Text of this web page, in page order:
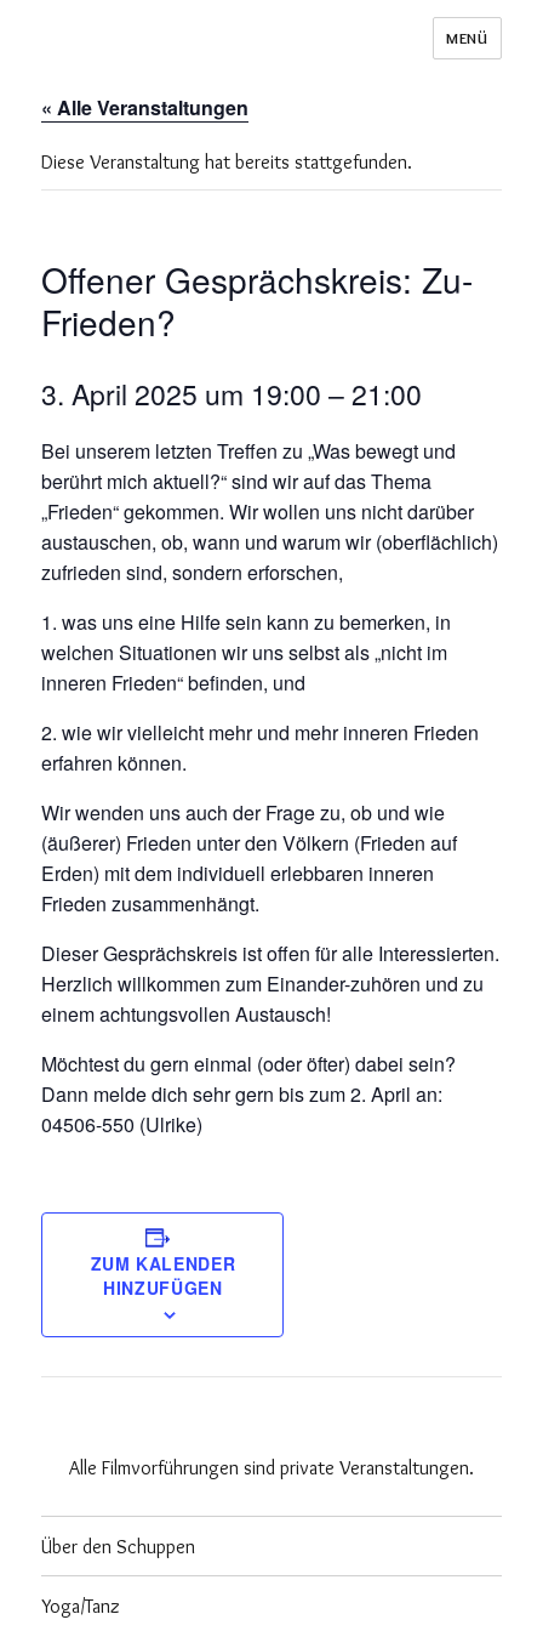
MENÜ
« Alle Veranstaltungen
Diese Veranstaltung hat bereits stattgefunden.
Offener Gesprächskreis: Zu-
Frieden?
3. April 2025 um 19:00 –21:00
Bei unserem letzten Treffen zu „Was bewegt und
berührt mich aktuell?“ sind wir auf das Thema
„Frieden“ gekommen. Wir wollen uns nicht darüber
austauschen, ob, wann und warum wir (oberflächlich)
zufrieden sind, sondern erforschen,
1. was uns eine Hilfe sein kann zu bemerken, in
welchen Situationen wir uns selbst als „nicht im
inneren Frieden“ befinden, und
2. wie wir vielleicht mehr und mehr inneren Frieden
erfahren können.
Wir wenden uns auch der Frage zu, ob und wie
(äußerer) Frieden unter den Völkern (Frieden auf
Erden) mit dem individuell erlebbaren inneren
Frieden zusammenhängt.
Dieser Gesprächskreis ist offen für alle Interessierten.
Herzlich willkommen zum Einander-zuhören und zu
einem achtungsvollen Austausch!
Möchtest du gern einmal (oder öfter) dabei sein?
Dann melde dich sehr gern bis zum 2. April an:
04506-550 (Ulrike)
ZUM KALENDER
HINZUFÜGEN
Alle Filmvorführungen sind private Veranstaltungen.
Über den Schuppen
Yoga/Tanz